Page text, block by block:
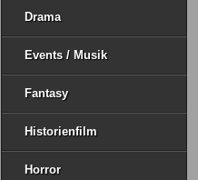
Drama
Events / Musik
Fantasy
Historienfilm
Horror